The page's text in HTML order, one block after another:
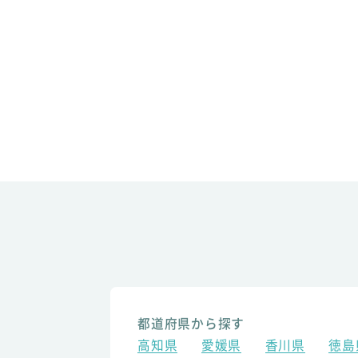
都道府県から探す
高知県
愛媛県 香川県 徳